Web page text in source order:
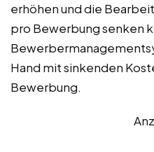
erhöhen und die
pro Bewerbung senken
Hand mit sinkenden
Bewerbung.